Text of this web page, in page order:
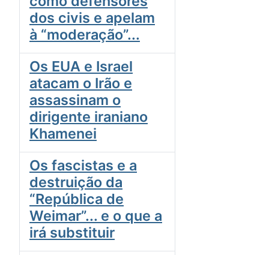
dos civis e apelam
à “moderação”...
Os EUA e Israel
atacam o Irão e
assassinam o
dirigente iraniano
Khamenei
Os fascistas e a
destruição da
“República de
Weimar”... e o que a
irá substituir